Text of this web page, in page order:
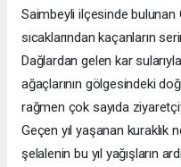
Saimbeyli ilçesinde bulunan
sıcaklarından kaçanların
Dağlardan gelen kar
ağaçlarının gölgesindeki
rağmen çok sayıda
Geçen yıl yaşanan kuraklık
şelalenin bu yıl yağışların